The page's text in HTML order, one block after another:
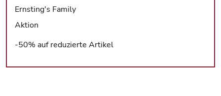
Ernsting's Family
Aktion
-50% auf reduzierte Artikel